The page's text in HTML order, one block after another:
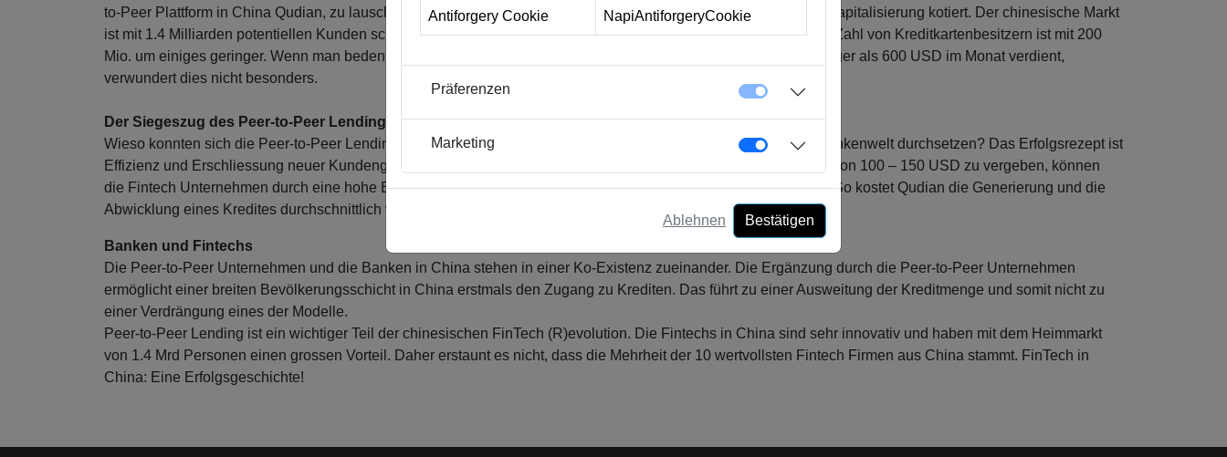
to-Peer Plattform in China Qudian, zu lauschen. Diese Plattform ist an der Nasdaq mit über 5.3 Mrd. USD Börsenkapitalisierung kotiert. Der chinesische Markt
ist mit 1.4 Milliarden potentiellen Kunden scheinbar ein optimaler Platz für Peer-to-Peer Lending. Aber bereits die Zahl von Kreditkartenbesitzern ist mit 200
Mio. um einiges geringer. Wenn man bedenkt, dass die Arbeiterklasse von über 600 Mio Menschen in China weniger als 600 USD im Monat verdient,
verwundert dies nicht besonders.
Der Siegeszug des Peer-to-Peer Lendings
Wieso konnten sich die Peer-to-Peer Lending Plattformen im Reich der Mitte gegen eine starke und vielseitige Bankenwelt durchsetzen? Das Erfolgsrezept ist
Effizienz und Erschliessung neuer Kundengruppen. Während es sich für chinesische Banken nicht lohnt, Kredite von 100 – 150 USD zu vergeben, können
die Fintech Unternehmen durch eine hohe Effizienz und innovative Geschäftsmodelle Kredite günstig abwickeln. So kostet Qudian die Generierung und die
Abwicklung eines Kredites durchschnittlich weniger als 2 USD.
Banken und Fintechs
Die Peer-to-Peer Unternehmen und die Banken in China stehen in einer Ko-Existenz zueinander. Die Ergänzung durch die Peer-to-Peer Unternehmen
ermöglicht einer breiten Bevölkerungsschicht in China erstmals den Zugang zu Krediten. Das führt zu einer Ausweitung der Kreditmenge und somit nicht zu
einer Verdrängung eines der Modelle.
Peer-to-Peer Lending ist ein wichtiger Teil der chinesischen FinTech (R)evolution. Die Fintechs in China sind sehr innovativ und haben mit dem Heimmarkt
von 1.4 Mrd Personen einen grossen Vorteil. Daher erstaunt es nicht, dass die Mehrheit der 10 wertvollsten Fintech Firmen aus China stammt. FinTech in
China: Eine Erfolgsgeschichte!
Antiforgery Cookie NapiAntiforgeryCookie
Präferenzen
Marketing
Ablehnen Bestätigen